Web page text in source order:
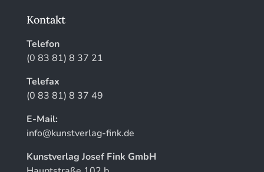
Kontakt
Telefon
(0 83 81) 8 37 21
Telefax
(0 83 81) 8 37 49
E-Mail:
info@kunstverlag-fink.de
Kunstverlag Josef Fink GmbH